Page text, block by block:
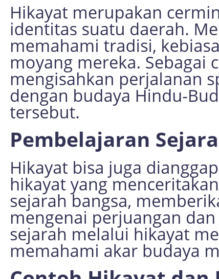
Hikayat merupakan
identitas suatu daerah.
memahami tradisi,
moyang mereka. Sebagai
mengisahkan perjalanan
dengan budaya Hindu-
tersebut.
Pembelajaran
Hikayat bisa juga
hikayat yang
sejarah bangsa,
mengenai perjuangan
sejarah melalui hikayat
memahami akar budaya